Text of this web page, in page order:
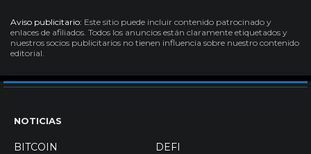
Aviso publicitario: Este sitio puede incluir contenido patrocinado y
enlaces de afiliados. Todos los anuncios están claramente etiquetados y
nuestros socios publicitarios no tienen influencia sobre nuestro contenido
editorial.
NOTICIAS
BITCOIN
DEFI